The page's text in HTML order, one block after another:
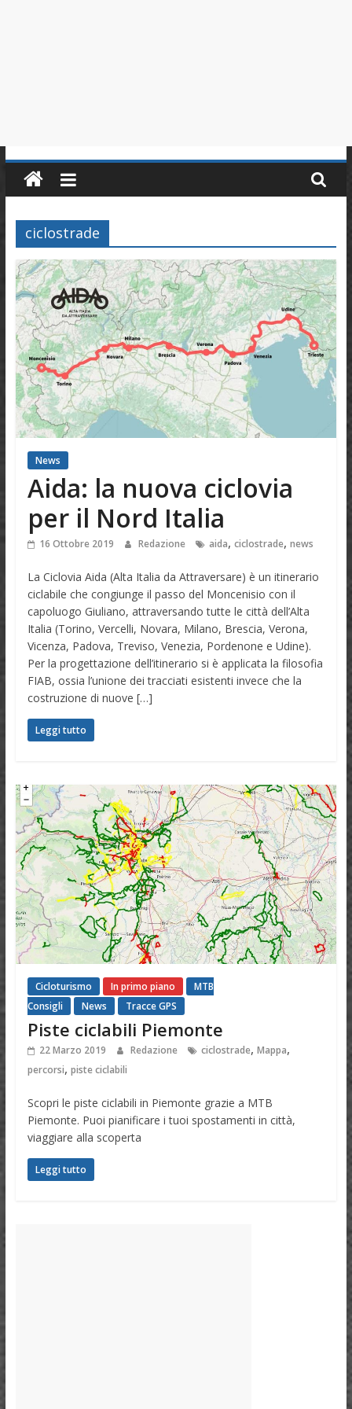
ciclostrade
News
Aida: la nuova ciclovia
per il Nord Italia
16 Ottobre 2019 Redazione aida, ciclostrade, news
La Ciclovia Aida (Alta Italia da Attraversare) è un itinerario
ciclabile che congiunge il passo del Moncenisio con il
capoluogo Giuliano, attraversando tutte le città dell’Alta
Italia (Torino, Vercelli, Novara, Milano, Brescia, Verona,
Vicenza, Padova, Treviso, Venezia, Pordenone e Udine).
Per la progettazione dell’itinerario si è applicata la filosofia
FIAB, ossia l’unione dei tracciati esistenti invece che la
costruzione di nuove […]
Leggi tutto
Cicloturismo In primo piano
MTB
Consigli
News Tracce GPS
Piste ciclabili Piemonte
22 Marzo 2019 Redazione ciclostrade, Mappa,
percorsi, piste ciclabili
Scopri le piste ciclabili in Piemonte grazie a MTB
Piemonte. Puoi pianificare i tuoi spostamenti in città,
viaggiare alla scoperta
Leggi tutto